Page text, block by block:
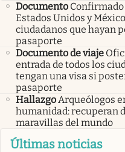
Documento
Estados Unidos y
ciudadanos que hayan
pasaporte
Documento de viaje
entrada de todos los
tengan una visa si
pasaporte
HallazgoArqueólogos
humanidad: recuperan
maravillas del mundo
Últimas noticias